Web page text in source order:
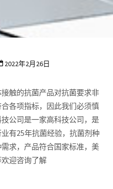
2022年2月26日
触的抗菌产品对抗菌要求非
各项指标，因此我们必须慎
公司是一家高科技公司，是
有25年抗菌经验，抗菌剂种
求，产品符合国家标准，美
迎咨询了解